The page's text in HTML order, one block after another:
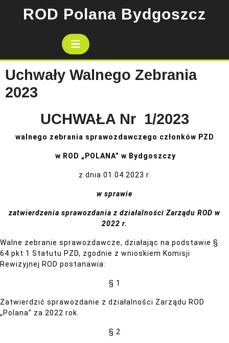
ROD Polana Bydgoszcz
Open
Button
Uchwały Walnego Zebrania
2023
UCHWAŁA Nr 1/2023
walnego zebrania sprawozdawczego członków PZD
w ROD „POLANA” w Bydgoszczy
z dnia 01.04.2023 r.
w sprawie
zatwierdzenia sprawozdania z działalności Zarządu ROD w
2022 r.
Walne zebranie sprawozdawcze, działając na podstawie §
64 pkt 1 Statutu PZD, zgodnie z wnioskiem Komisji
Rewizyjnej ROD postanawia:
§ 1
Zatwierdzić sprawozdanie z działalności Zarządu ROD
„Polana” za 2022 rok.
§ 2